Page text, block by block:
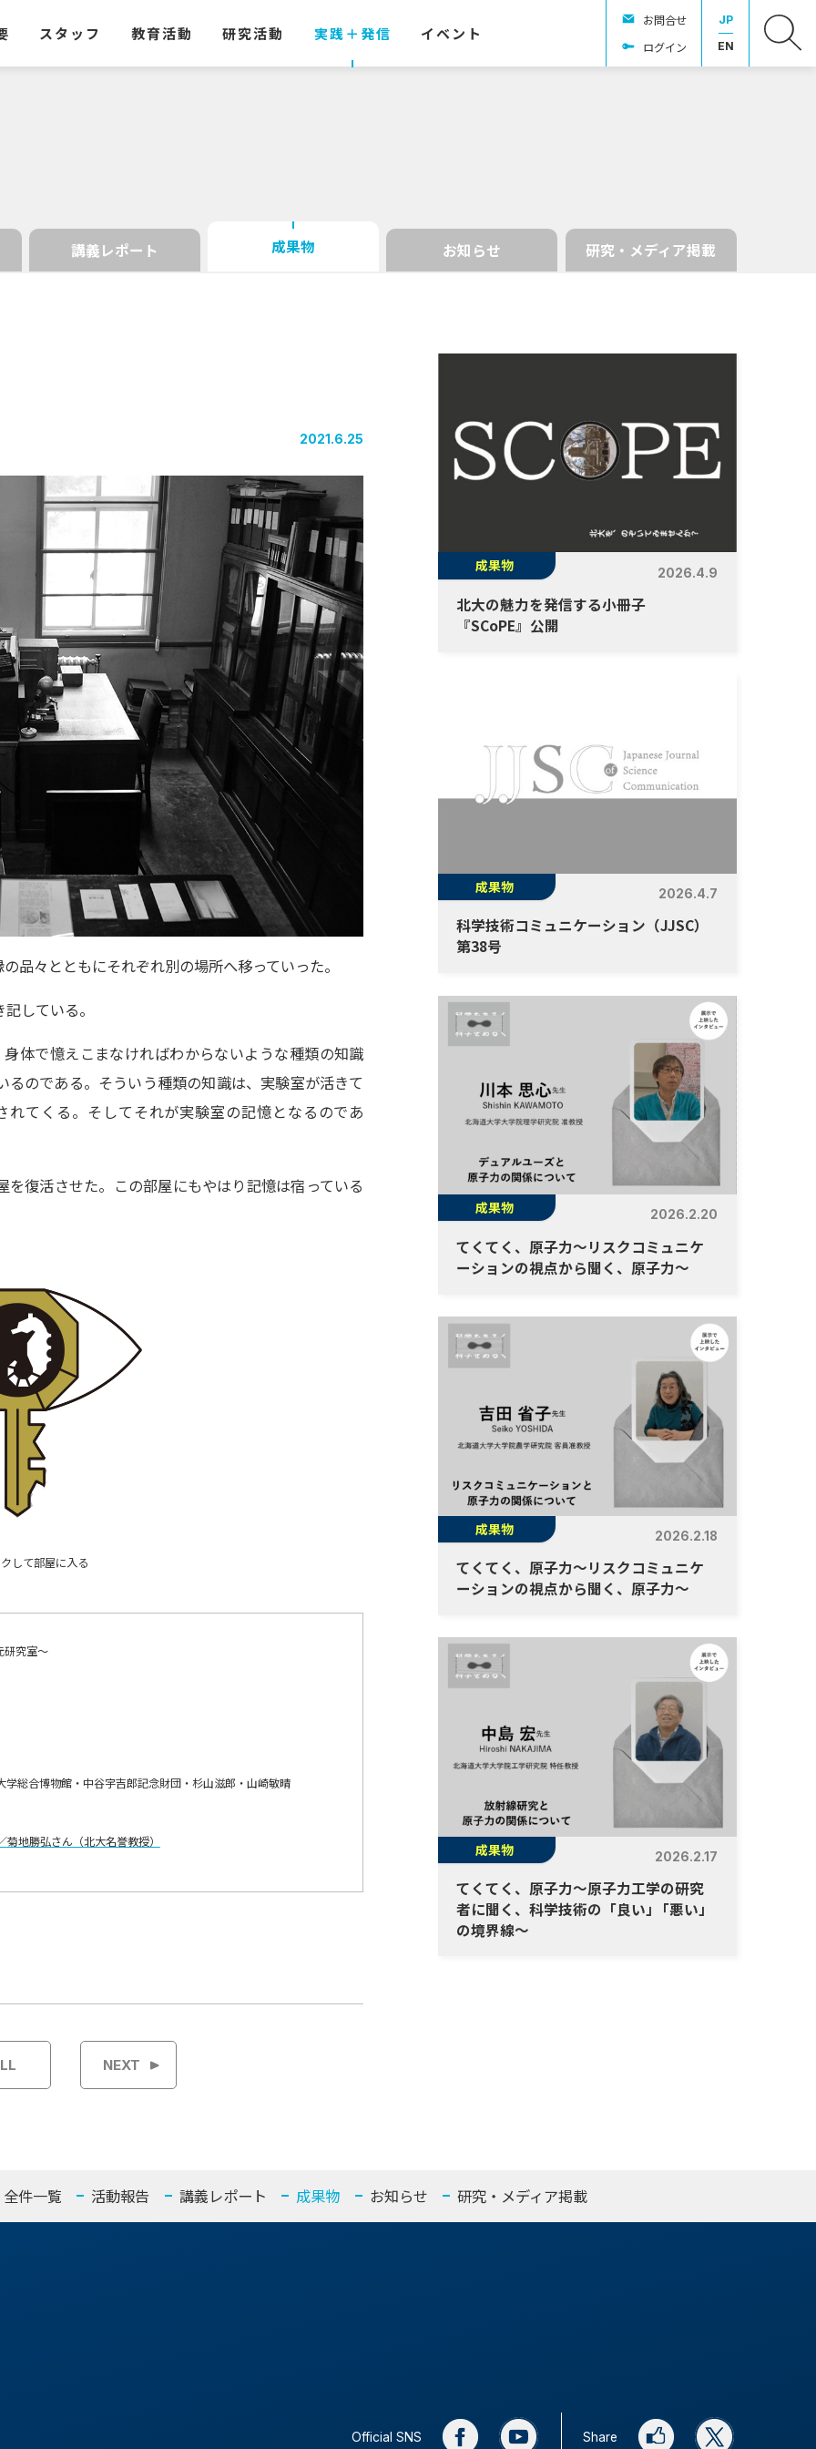
スタッフ 教育活動 研究活動 実践＋発信 イベント
お問合せ
ログイン
JP
EN
講義レポート 成果物 お知らせ 研究・メディア掲載
2021.6.25
品々とともにそれぞれ別の場所へ移っていった。
している。
体で憶えこまなければわからないような種類の知識
のである。そういう種類の知識は、実験室が活きて
てくる。そしてそれが実験室の記憶となるのであ
復活させた。この部屋にもやはり記憶は宿っている
して部屋に入る
究室～
合博物館・中谷宇吉郎記念財団・杉山滋郎・山崎敏晴
地勝弘さん（北大名誉教授）
NEXT
成果物 2026.4.9
北大の魅力を発信する小冊子
『SCoPE』公開
成果物 2026.4.7
科学技術コミュニケーション（JJSC）
第38号
成果物 2026.2.20
てくてく、原子力～リスクコミュニケ
ーションの視点から聞く、原子力～
成果物 2026.2.18
てくてく、原子力～リスクコミュニケ
ーションの視点から聞く、原子力～
成果物 2026.2.17
てくてく、原子力～原子力工学の研究
者に聞く、科学技術の「良い」
「悪い」
の境界線～
全件一覧 活動報告 講義レポート 成果物 お知らせ 研究・メディア掲載
Official SNS Share